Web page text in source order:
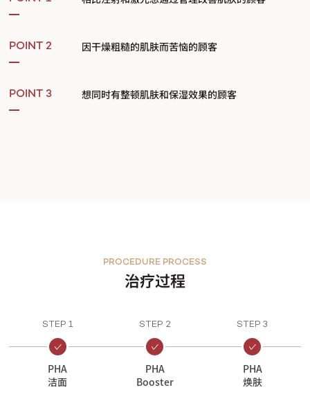
POINT 2 因干燥粗糙的肌肤而苦恼的顾客
POINT 3 想同时有整顿肌肤和保湿效果的顾客
治疗过程
PROCEDURE PROCESS
STEP 1
PHA
洁面
STEP 2
PHA
Booster
STEP 3
PHA
焕肤